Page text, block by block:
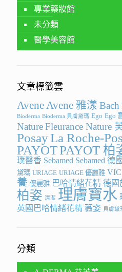
專業藥妝館
未分類
醫學美容館
文章標籤雲
Avene Avene 雅漾 Bach
Bioderma Bioderma 貝膚黛瑪 Ego Ego
NatureFleurance Nature
PosayLa Roche-
PAYOTPAYOT 柏
璞醫香 Sebamed Sebamed 德
黛瑪 URIAGE URIAGE 優麗雅
養 優麗雅 巴哈情緒花精 德國
柏姿 清潔 理膚寶水
英國巴哈情緒花精 薇姿 貝膚黛
分類